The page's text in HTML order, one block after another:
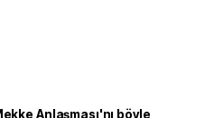
Anlaşması'nı böyle